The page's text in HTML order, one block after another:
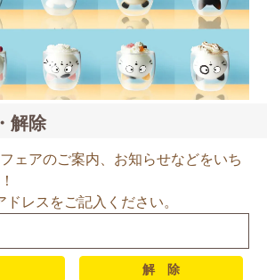
解除
ェアのご案内、お知らせなどをいち
ドレスをご記入ください。